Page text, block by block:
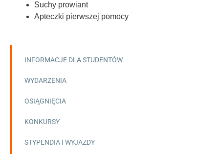
Suchy prowiant
Apteczki pierwszej pomocy
INFORMACJE DLA STUDENTÓW
WYDARZENIA
OSIĄGNIĘCIA
KONKURSY
STYPENDIA I WYJAZDY